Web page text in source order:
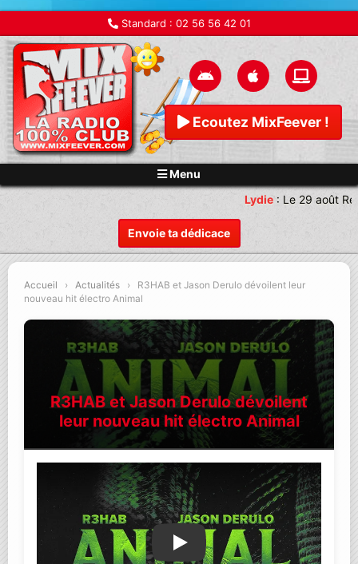
Standard : 02 56 56 42 01
Ecoutez MixFeever !
Menu
Envoie ta dédicace
Lydie:Le 29 août
Accueil › Actualités ›
R3HAB et Jason Derulo dévoilent leur
nouveau hit électro Animal
R3HAB et Jason Derulo dévoilent
leur nouveau hit électro Animal
Lire la vidéo YouTube